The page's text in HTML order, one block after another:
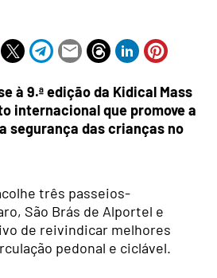
à 9.ª edição da Kidical Mass
internacional que promove a
segurança das crianças no
três passeios-
São Brás de Alportel e
de reivindicar melhores
pedonal e ciclável.